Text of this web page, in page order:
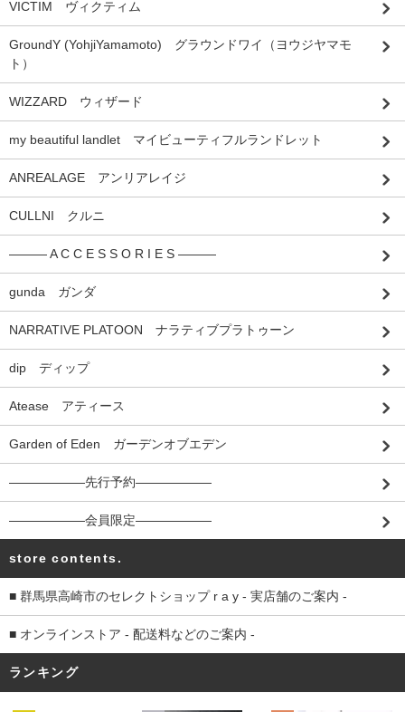
VICTIM ヴィクティム
GroundY (YohjiYamamoto) グラウンドワイ（ヨウジヤマモ
ト）
WIZZARD ウィザード
my beautiful landlet マイビューティフルランドレット
ANREALAGE アンリアレイジ
CULLNI クルニ
――― A C C E S S O R I E S ―――
gunda ガンダ
NARRATIVE PLATOON ナラティブプラトゥーン
dip ディップ
Atease アティース
Garden of Eden ガーデンオブエデン
――――――先行予約――――――
――――――会員限定――――――
store contents.
■ 群馬県高崎市のセレクトショップ r a y - 実店舗のご案内 -
■ オンラインストア - 配送料などのご案内 -
ランキング